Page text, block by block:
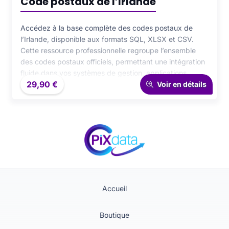
Accédez à la base complète des codes postaux de
l’Irlande, disponible aux formats SQL, XLSX et CSV.
Cette ressource professionnelle regroupe l’ensemble
des codes postaux officiels, permettant une intégration
fluide dans vos systèmes de gestion, applications
logistiques ou outils d’analyse. Idéale pour garantir la
fiabilité, la précision et la performance de vos données
29,90 € Voir en détails
Accueil
Boutique